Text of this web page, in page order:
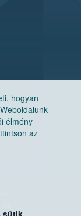
hogyan
élmény
az
sütik